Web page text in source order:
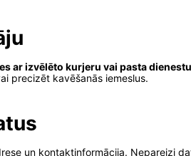
ar izvēlēto kurjeru vai pasta dienestu
precizēt kavēšanās iemeslus.
un kontaktinformācija. Nepareizi